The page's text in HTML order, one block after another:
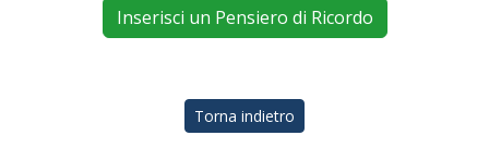
Inserisci un Pensiero di Ricordo
Torna indietro